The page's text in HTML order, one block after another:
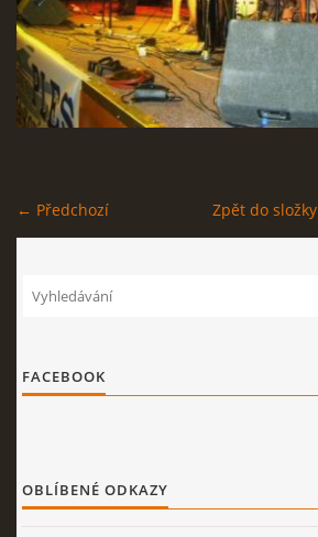
UKÁZKY
STAGEPLAN
Kapela BUMERANG
Poříčany okr. Kolín
kapelabumerang@gmail.com
← Předchozí Zpět do složky
FACEBOOK
OBLÍBENÉ ODKAZY